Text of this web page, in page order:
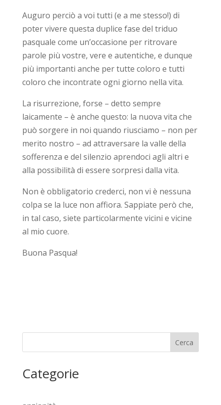
Auguro perciò a voi tutti (e a me stesso!) di
poter vivere questa duplice fase del triduo
pasquale come un’occasione per ritrovare
parole più vostre, vere e autentiche, e dunque
più importanti anche per tutte coloro e tutti
coloro che incontrate ogni giorno nella vita.
La risurrezione, forse – detto sempre
laicamente – è anche questo: la nuova vita che
può sorgere in noi quando riusciamo – non per
merito nostro – ad attraversare la valle della
sofferenza e del silenzio aprendoci agli altri e
alla possibilità di essere sorpresi dalla vita.
Non è obbligatorio crederci, non vi è nessuna
colpa se la luce non affiora. Sappiate però che,
in tal caso, siete particolarmente vicini e vicine
al mio cuore.
Buona Pasqua!
Cerca
Categorie